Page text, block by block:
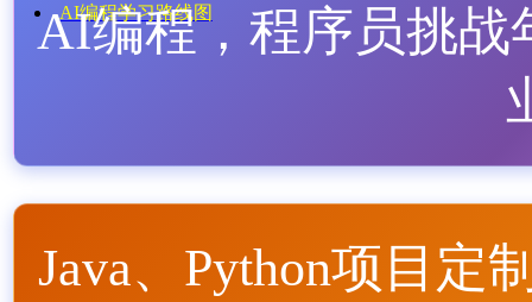
AI编程学习路线图
AI编程，程序员挑战
Java、Python项目定